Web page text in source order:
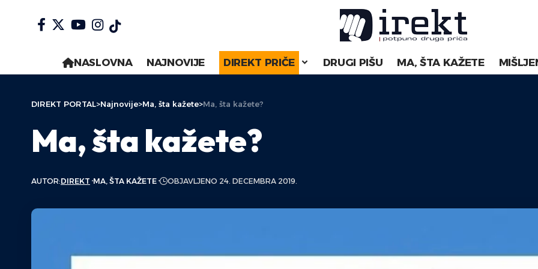
NASLOVNA NAJNOVIJE DIREKT PRIČE DRUGI PIŠU MA, ŠTA KAŽETE
DIREKT PORTAL>Najnovije>Ma, šta kažete>Ma, šta kažete?
Ma, šta kažete?
AUTOR:DIREKT MA, ŠTA KAŽETE OBJAVLJENO 24. DECEMBRA 2019.